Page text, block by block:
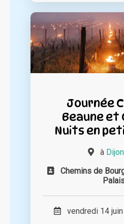
Journée
Beaune et
Nuits en
à
Chemins de
vendredi 14